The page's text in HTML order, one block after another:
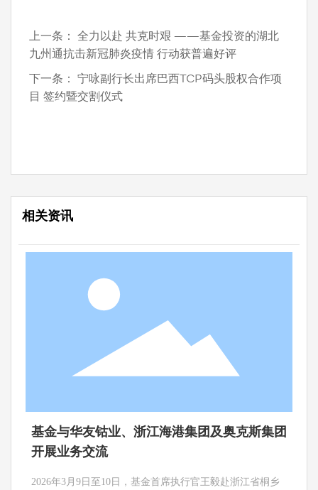
上一条：
全力以赴 共克时艰 ——基金投资的湖北
九州通抗击新冠肺炎疫情 行动获普遍好评
下一条：
宁咏副行长出席巴西TCP码头股权合作项
目 签约暨交割仪式
相关资讯
基金与华友钴业、浙江海港集团及奥克斯集团
开展业务交流
2026年3月9日至10日，基金首席执行官王毅赴浙江省桐乡